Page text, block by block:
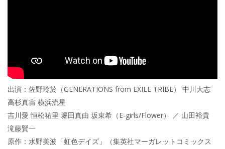
出演：佐野玲於（GENERATIONS from EXILE TRIBE） 中川大志
高杉真宙 横浜流星
吉川愛 恒松祐里 堀田真由 坂東希（E-girls/Flower） ／ 山田裕貴
滝藤賢一
原作：水野美波「虹色デイズ」（集英社マーガレットコミックス